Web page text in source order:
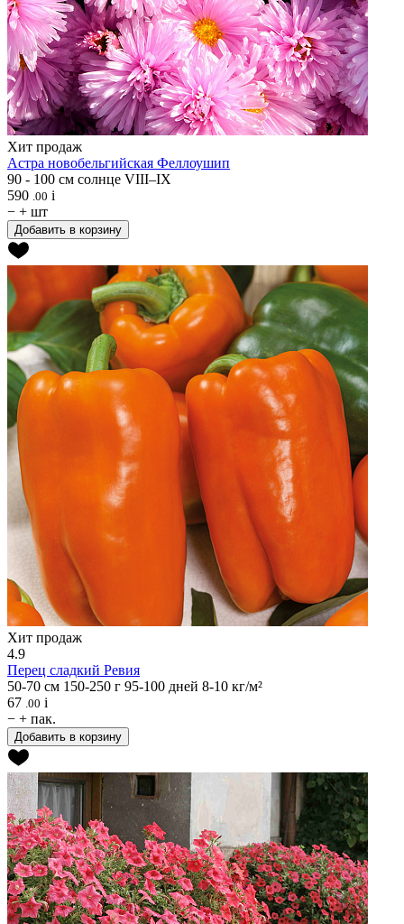
Хит продаж
Астра новобельгийская Феллоушип
90 - 100 см солнце VIII–IX
590 .00 i
− + шт
Добавить в корзину
Хит продаж
4.9
Перец сладкий Ревия
50-70 см 150-250 г 95-100 дней 8-10 кг/м²
67 .00 i
− + пак.
Добавить в корзину